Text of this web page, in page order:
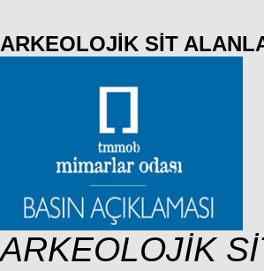
ARKEOLOJİK SİT
ARKEOLOJİK